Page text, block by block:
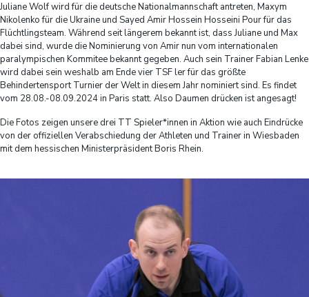
Juliane Wolf wird für die deutsche Nationalmannschaft antreten, Maxym
Nikolenko für die Ukraine und Sayed Amir Hossein Hosseini Pour für das
Flüchtlingsteam. Während seit längerem bekannt ist, dass Juliane und Max
dabei sind, wurde die Nominierung von Amir nun vom internationalen
paralympischen Kommitee bekannt gegeben. Auch sein Trainer Fabian Lenke
wird dabei sein weshalb am Ende vier TSF ler für das größte
Behindertensport Turnier der Welt in diesem Jahr nominiert sind. Es findet
vom 28.08.-08.09.2024 in Paris statt. Also Daumen drücken ist angesagt!
Die Fotos zeigen unsere drei TT Spieler*innen in Aktion wie auch Eindrücke
von der offiziellen Verabschiedung der Athleten und Trainer in Wiesbaden
mit dem hessischen Ministerpräsident Boris Rhein.